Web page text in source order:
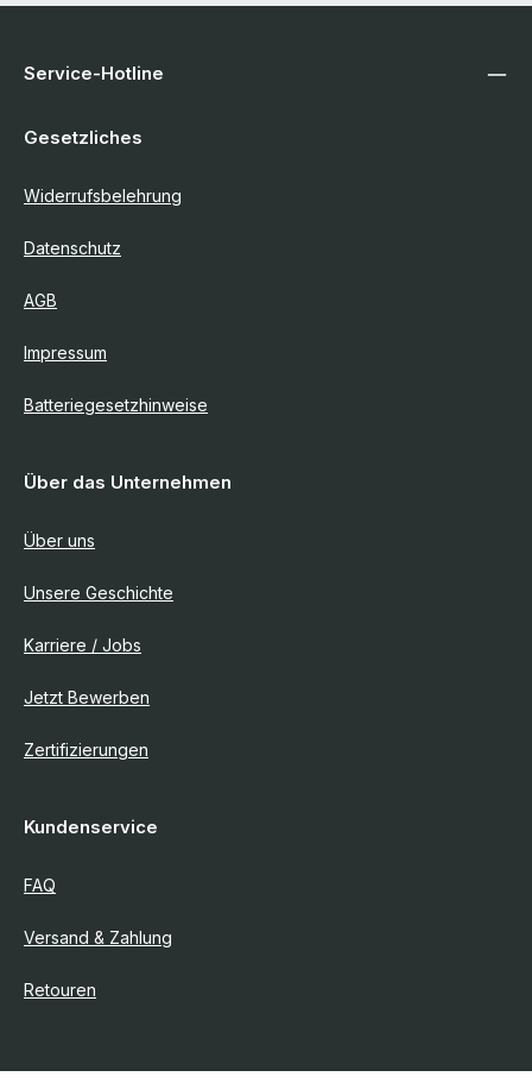
Service-Hotline
Gesetzliches
Widerrufsbelehrung
Datenschutz
AGB
Impressum
Batteriegesetzhinweise
Über das Unternehmen
Über uns
Unsere Geschichte
Karriere / Jobs
Jetzt Bewerben
Zertifizierungen
Kundenservice
FAQ
Versand & Zahlung
Retouren